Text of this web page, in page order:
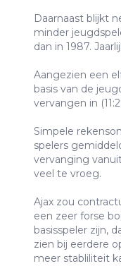
Daarnaast blijkt
minder
dan in 1987.
Aangezien een
basis van de
vervangen in
Simpele
spelers
vervanging
veel te vroeg.
Ajax zou
een zeer forse
basisspeler zijn,
zien bij eerdere
meer stabliliteit